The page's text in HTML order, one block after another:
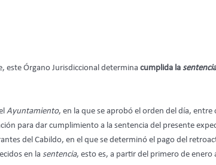
este Órgano Jurisdiccional determina cumplida la sentencia
Ayuntamiento, en la que se aprobó el orden del día, entre
para dar cumplimiento a la sentencia del presente
del Cabildo, en el que se determinó el pago del
en la sentencia, esto es, a partir del primero de enero